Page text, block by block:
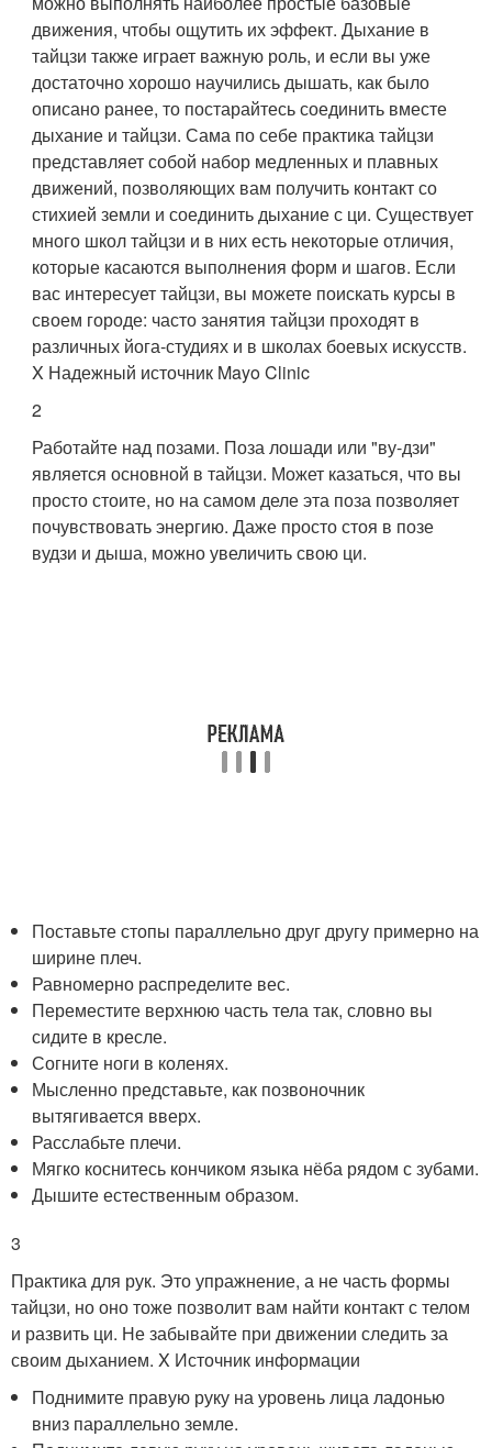
движения, чтобы ощутить их эффект. Дыхание в
тайцзи также играет важную роль, и если вы уже
достаточно хорошо научились дышать, как было
описано ранее, то постарайтесь соединить вместе
дыхание и тайцзи. Сама по себе практика тайцзи
представляет собой набор медленных и плавных
движений, позволяющих вам получить контакт со
стихией земли и соединить дыхание с ци. Существует
много школ тайцзи и в них есть некоторые отличия,
которые касаются выполнения форм и шагов. Если
вас интересует тайцзи, вы можете поискать курсы в
своем городе: часто занятия тайцзи проходят в
различных йога-студиях и в школах боевых искусств.
X Надежный источник Mayo Clinic
2
Работайте над позами. Поза лошади или "ву-дзи"
является основной в тайцзи. Может казаться, что вы
просто стоите, но на самом деле эта поза позволяет
почувствовать энергию. Даже просто стоя в позе
вудзи и дыша, можно увеличить свою ци.
Поставьте стопы параллельно друг другу примерно на
ширине плеч.
Равномерно распределите вес.
Переместите верхнюю часть тела так, словно вы
сидите в кресле.
Согните ноги в коленях.
Мысленно представьте, как позвоночник
вытягивается вверх.
Расслабьте плечи.
Мягко коснитесь кончиком языка нёба рядом с зубами.
Дышите естественным образом.
3
Практика для рук. Это упражнение, а не часть формы
тайцзи, но оно тоже позволит вам найти контакт с телом
и развить ци. Не забывайте при движении следить за
своим дыханием. X Источник информации
Поднимите правую руку на уровень лица ладонью
вниз параллельно земле.